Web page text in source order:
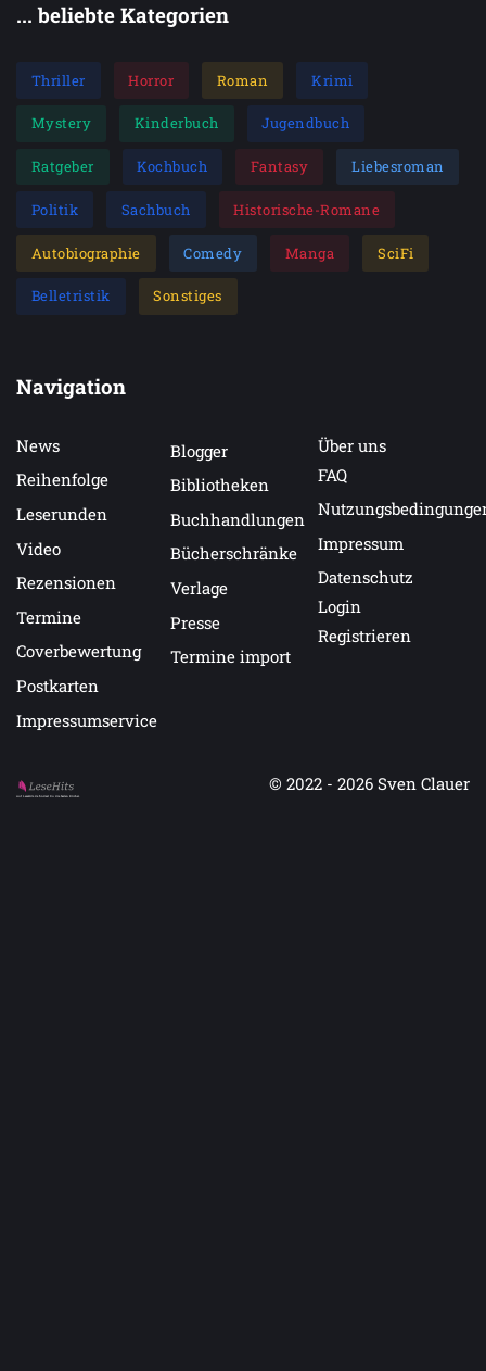
... beliebte Kategorien
Thriller Horror Roman Krimi
Mystery Kinderbuch Jugendbuch
Ratgeber Kochbuch Fantasy Liebesroman
Politik Sachbuch Historische-Romane
Autobiographie Comedy Manga SciFi
Belletristik Sonstiges
Navigation
News
Reihenfolge
Leserunden
Video
Rezensionen
Termine
Coverbewertung
Postkarten
Impressumservice
Blogger
Bibliotheken
Buchhandlungen
Bücherschränke
Verlage
Presse
Termine import
Über uns
FAQ
Impressum
Datenschutz
Login
Registrieren
Auf LeseHits.de findest Du die besten Bücher.
© 2022 - 2026 Sven Clauer